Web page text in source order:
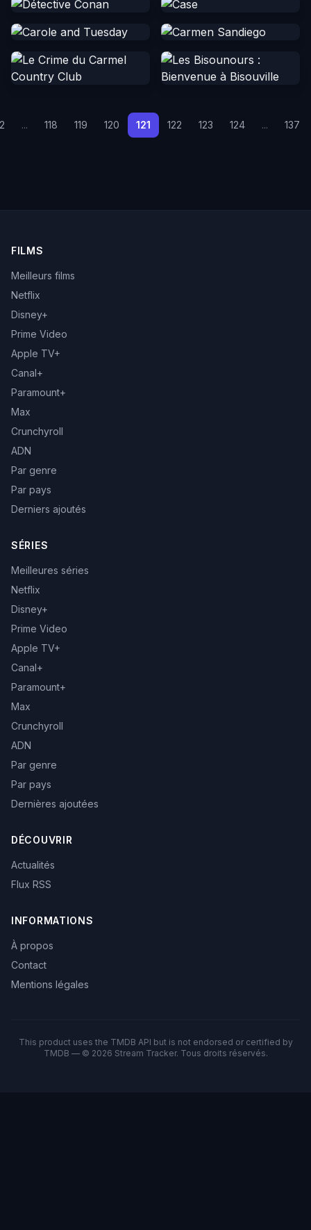
2 ... 118 119 120 121 122 123 124 ... 137
FILMS
Meilleurs films
Netflix
Disney+
Prime Video
Apple TV+
Canal+
Paramount+
Max
Crunchyroll
ADN
Par genre
Par pays
Derniers ajoutés
SÉRIES
Meilleures séries
Netflix
Disney+
Prime Video
Apple TV+
Canal+
Paramount+
Max
Crunchyroll
ADN
Par genre
Par pays
Dernières ajoutées
DÉCOUVRIR
Actualités
Flux RSS
INFORMATIONS
À propos
Contact
Mentions légales
This product uses the TMDB API but is not endorsed or certified by
TMDB — © 2026 Stream Tracker. Tous droits réservés.